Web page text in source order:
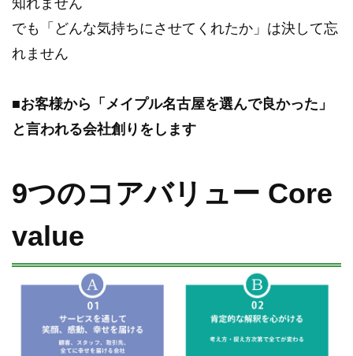
でも「どんな気持ちにさせてくれたか」は決して忘
れません
■お客様から「メイプル名古屋を選んで良かった」
と言われる会社創りをします
9つのコアバリュー Core
value